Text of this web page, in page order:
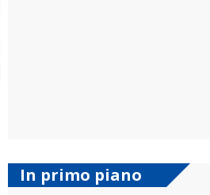
In primo piano